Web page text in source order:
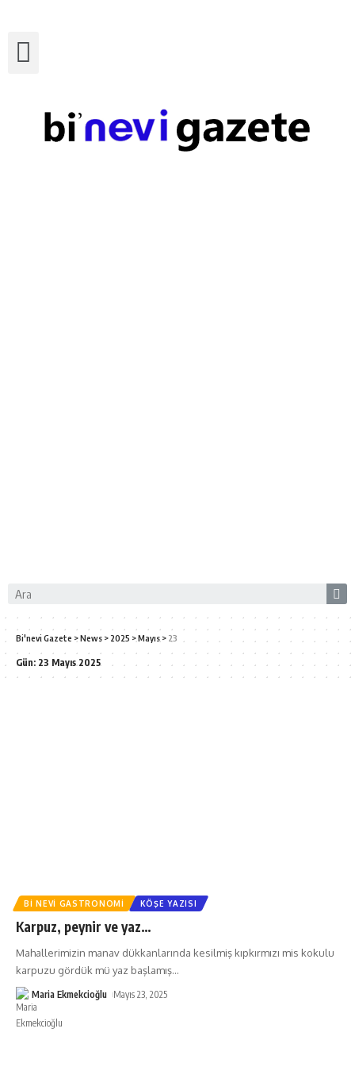
Bi'nevi Gazete >News > 2025 >Mayıs > 23
Gün: 23 Mayıs 2025
BI NEVI GASTRONOMI KÖŞE YAZISI
Karpuz, peynir ve yaz…
Mahallerimizin manav dükkanlarında kesilmiş kıpkırmızı mis kokulu
karpuzu gördük mü yaz başlamış…
Maria Ekmekcioğlu Mayıs 23, 2025